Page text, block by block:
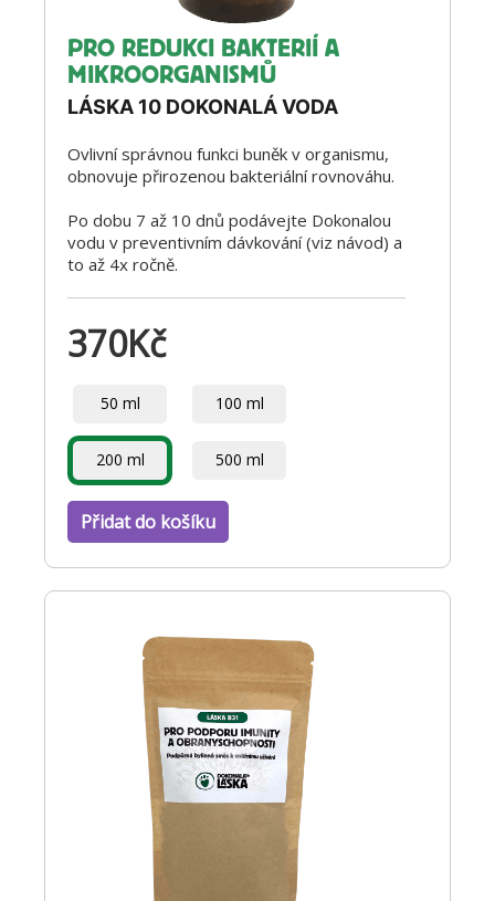
PRO REDUKCI BAKTERIÍ A
MIKROORGANISMŮ
LÁSKA 10 DOKONALÁ VODA
Ovlivní správnou funkci buněk v organismu,
obnovuje přirozenou bakteriální rovnováhu.
Po dobu 7 až 10 dnů podávejte Dokonalou
vodu v preventivním dávkování (viz návod) a
to až 4x ročně.
370Kč
50 ml 100 ml
200 ml 500 ml
Přidat do košíku